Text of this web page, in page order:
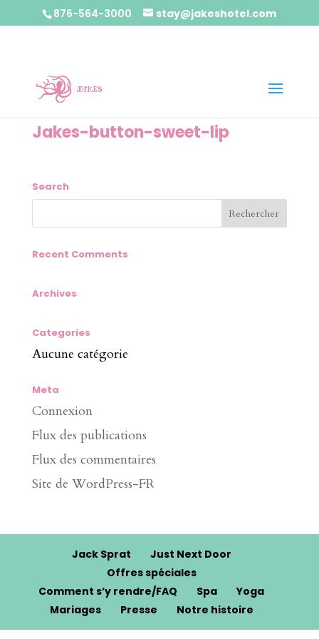
876-564-3000 stay@jakeshotel.com
Jakes-button-sweet-lip
Search
Recent Comments
Archives
Categories
Aucune catégorie
Meta
Connexion
Flux des publications
Flux des commentaires
Site de WordPress-FR
Jack Sprat
Just Next Door
Offres spéciales
Comment s’y rendre/FAQ
Spa
Yoga
Mariages
Presse Notre histoire